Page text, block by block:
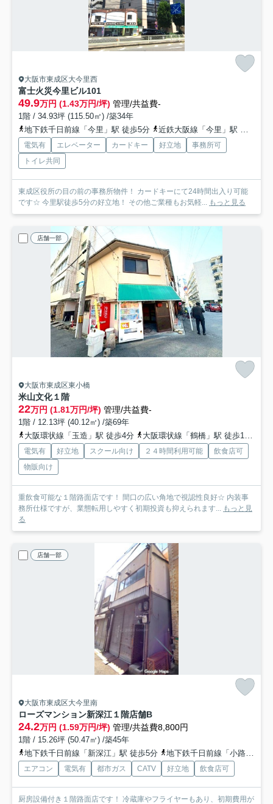
大阪市東成区大今里西
富士火災今里ビル101
49.9万円 (1.43万円/坪) 管理/共益費-
1階 / 34.93坪 (115.50㎡) /築34年
地下鉄千日前線「今里」駅 徒歩5分
近鉄大阪線「今里」駅 徒歩14分
電気有 エレベーター カードキー 好立地
事務所可
トイレ共同
東成区役所の目の前の事務所物件！ カードキーにて24時間出入り可能
です☆ 今里駅徒歩5分の好立地！ その他ご業種もお気軽... もっと見る
店舗一部
大阪市東成区東小橋
米山文化１階
22万円 (1.81万円/坪) 管理/共益費-
1階 / 12.13坪 (40.12㎡) /築69年
大阪環状線「玉造」駅 徒歩4分
大阪環状線「鶴橋」駅 徒歩11分
電気有 好立地 スクール向け ２４時間利用可能
飲食店可
物販向け
重飲食可能な１階路面店です！ 間口の広い角地で視認性良好☆ 内装事
務所仕様ですが、業態転用しやすく初期投資も抑えられます... もっと見
る
店舗一部
大阪市東成区大今里南
ローズマンション新深江１階店舗B
24.2万円 (1.59万円/坪) 管理/共益費8,800円
1階 / 15.26坪 (50.47㎡) /築45年
地下鉄千日前線「新深江」駅 徒歩5分
地下鉄千日前線「小路」駅 徒歩10分
エアコン 電気有 都市ガス CATV 好立地 飲食店可
厨房設備付き１階路面店です！ 冷蔵庫やフライヤーもあり、初期費用が